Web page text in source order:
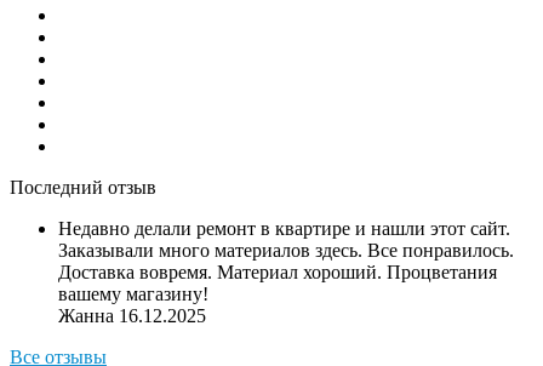
Последний отзыв
Недавно делали ремонт в квартире и нашли этот сайт.
Заказывали много материалов здесь. Все понравилось.
Доставка вовремя. Материал хороший. Процветания
вашему магазину!
Жанна 16.12.2025
Все отзывы